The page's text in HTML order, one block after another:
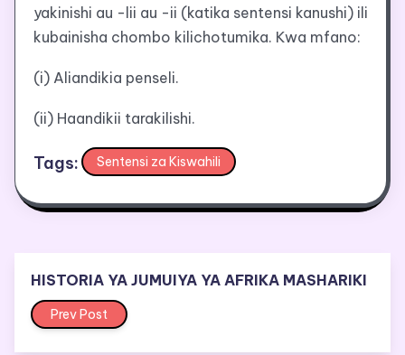
yakinishi au -lii au -ii (katika sentensi kanushi) ili
kubainisha chombo kilichotumika. Kwa mfano:
(i) Aliandikia penseli.
(ii) Haandikii tarakilishi.
Tags: Sentensi za Kiswahili
HISTORIA YA JUMUIYA YA AFRIKA MASHARIKI
Prev Post